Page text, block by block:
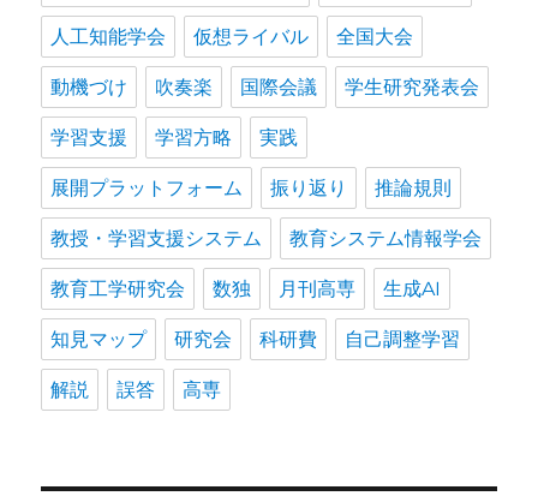
人工知能学会 仮想ライバル 全国大会
動機づけ 吹奏楽 国際会議 学生研究発表会
学習支援 学習方略 実践
展開プラットフォーム 振り返り 推論規則
教授・学習支援システム 教育システム情報学会
教育工学研究会 数独 月刊高専 生成AI
知見マップ 研究会 科研費 自己調整学習
解説 誤答 高専